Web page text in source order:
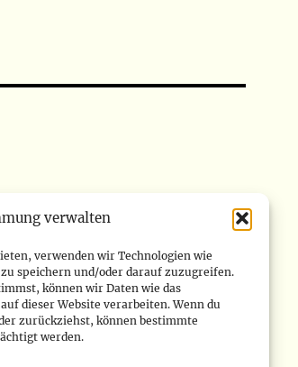
verwalten
verwenden wir Technologien wie
speichern und/oder darauf zuzugreifen.
können wir Daten wie das
dieser Website verarbeiten. Wenn du
zurückziehst, können bestimmte
werden.
Millionen vom
im Osten
Kongo